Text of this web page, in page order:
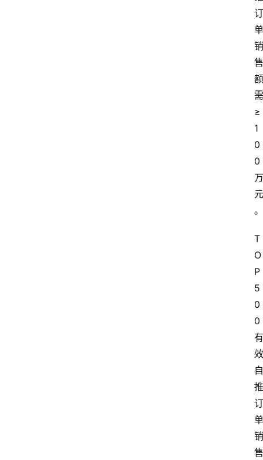
订
单
销
售
额
需
≥
1
0
0
万
元
。
T
O
P
5
0
0
有
效
自
推
订
单
销
售